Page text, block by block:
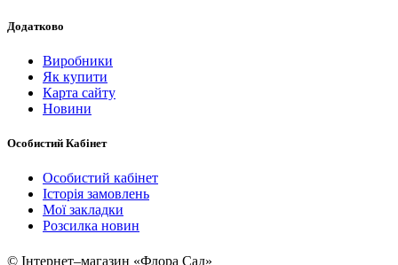
Додатково
Виробники
Як купити
Карта сайту
Новини
Особистий Кабінет
Особистий кабінет
Історія замовлень
Мої закладки
Розсилка новин
© Інтернет–магазин «Флора Сад»